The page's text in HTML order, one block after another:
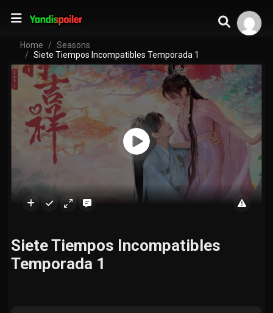
Home
Seasons
Siete Tiempos Incompatibles Temporada 1
Siete Tiempos Incompatibles
Temporada 1